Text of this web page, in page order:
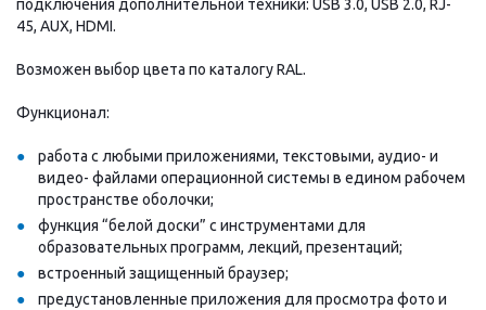
подключения дополнительной техники: USB 3.0, USB 2.0, RJ-
45, AUX, HDMI.
Возможен выбор цвета по каталогу RAL.
Функционал:
работа с любыми приложениями, текстовыми, аудио- и
видео- файлами операционной системы в едином рабочем
пространстве оболочки;
функция “белой доски” с инструментами для
образовательных программ, лекций, презентаций;
встроенный защищенный браузер;
предустановленные приложения для просмотра фото и